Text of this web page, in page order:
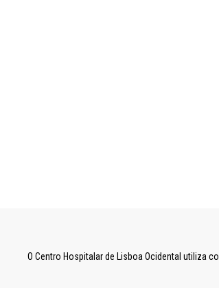
O Centro Hospitalar de Lisboa Ocidental utiliza
UNIDADE LOCAL DE